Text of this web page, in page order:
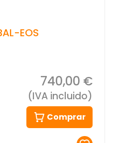
EOS
740,00 €
(IVA incluido)
Comprar